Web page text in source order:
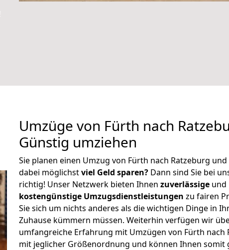
Umzüge von Fürth nach
Günstig umziehen
Sie planen einen Umzug von Fürth nach Ratzeburg
dabei möglichstviel Geld sparen? Dann sind Sie bei
richtig! Unser Netzwerk bieten Ihnen zuverlässige und
kostengünstige Umzugsdienstleistungen zu fairen
Sie sich um nichts anderes als die wichtigen Dinge in
Zuhause kümmern müssen. Weiterhin verfügen wir
umfangreiche Erfahrung mit Umzügen von Fürth nach
mit jeglicher Größenordnung und können Ihnen somit